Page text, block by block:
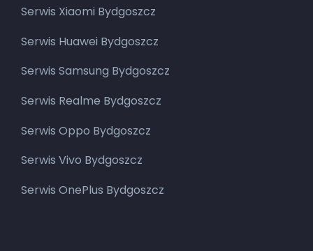
Serwis Xiaomi Bydgoszcz
Serwis Huawei Bydgoszcz
Serwis Samsung Bydgoszcz
Serwis Realme Bydgoszcz
Serwis Oppo Bydgoszcz
Serwis Vivo Bydgoszcz
Serwis OnePlus Bydgoszcz